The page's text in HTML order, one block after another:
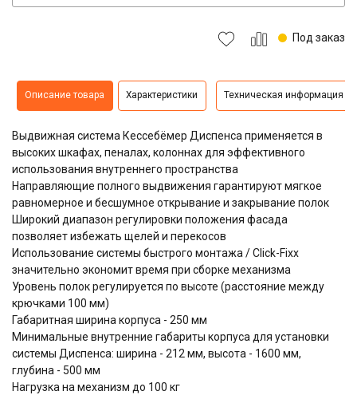
Под заказ
Описание товара Характеристики Техническая информация
Выдвижная система Кессебёмер Диспенса применяется в
высоких шкафах, пеналах, колоннах для эффективного
использования внутреннего пространства
Направляющие полного выдвижения гарантируют мягкое
равномерное и бесшумное открывание и закрывание полок
Широкий диапазон регулировки положения фасада
позволяет избежать щелей и перекосов
Использование системы быстрого монтажа / Click-Fixx
значительно экономит время при сборке механизма
Уровень полок регулируется по высоте (расстояние между
крючками 100 мм)
Габаритная ширина корпуса - 250 мм
Минимальные внутренние габариты корпуса для установки
системы Диспенса: ширина - 212 мм, высота - 1600 мм,
глубина - 500 мм
Нагрузка на механизм до 100 кг